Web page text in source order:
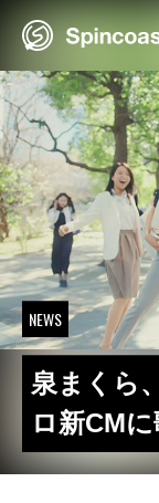
NEWS
泉まくら
ロ新CM